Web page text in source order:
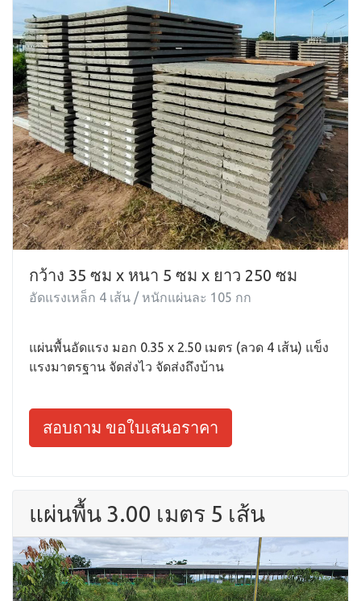
กว้าง 35 ซม x หนา 5 ซม x ยาว 250 ซม
อัดแรงเหล็ก 4 เส้น / หนักแผ่นละ 105 กก
แผ่นพื้นอัดแรง มอก 0.35 x 2.50 เมตร (ลวด 4 เส้น) แข็ง
แรงมาตรฐาน จัดส่งไว จัดส่งถึงบ้าน
สอบถาม ขอใบเสนอราคา
แผ่นพื้น 3.00 เมตร 5 เส้น